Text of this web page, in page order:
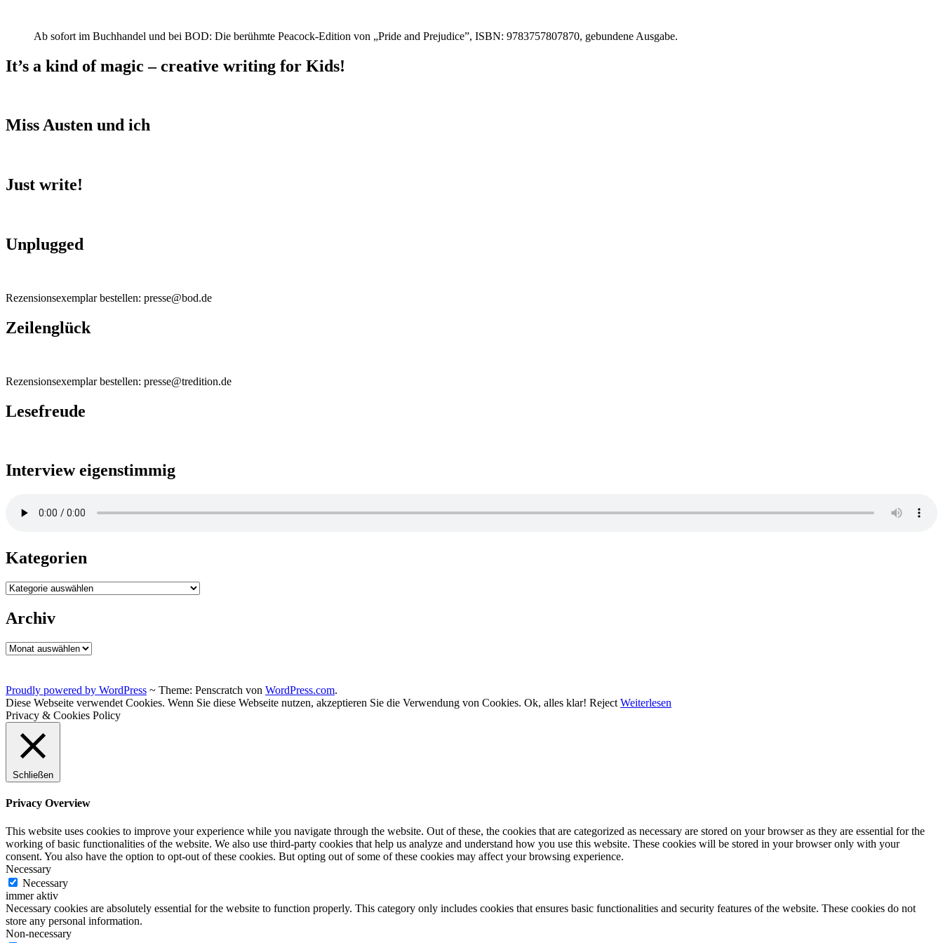
Ab sofort im Buchhandel und bei BOD: Die berühmte Peacock-Edition von „Pride and Prejudice”, ISBN: 9783757807870, gebundene Ausgabe.
It’s a kind of magic – creative writing for Kids!
Miss Austen und ich
Just write!
Unplugged
Rezensionsexemplar bestellen: presse@bod.de
Zeilenglück
Rezensionsexemplar bestellen: presse@tredition.de
Lesefreude
Interview eigenstimmig
Kategorien
Kategorien
Archiv
Archiv
Proudly powered by WordPress ~ Theme: Penscratch von WordPress.com.
Diese Webseite verwendet Cookies. Wenn Sie diese Webseite nutzen, akzeptieren Sie die Verwendung von Cookies. Ok, alles klar! Reject Weiterlesen
Privacy & Cookies Policy
Schließen
Privacy Overview
This website uses cookies to improve your experience while you navigate through the website. Out of these, the cookies that are categorized as necessary are stored on your browser as they are essential for the
working of basic functionalities of the website. We also use third-party cookies that help us analyze and understand how you use this website. These cookies will be stored in your browser only with your
consent. You also have the option to opt-out of these cookies. But opting out of some of these cookies may affect your browsing experience.
Necessary
Necessary
immer aktiv
Necessary cookies are absolutely essential for the website to function properly. This category only includes cookies that ensures basic functionalities and security features of the website. These cookies do not
store any personal information.
Non-necessary